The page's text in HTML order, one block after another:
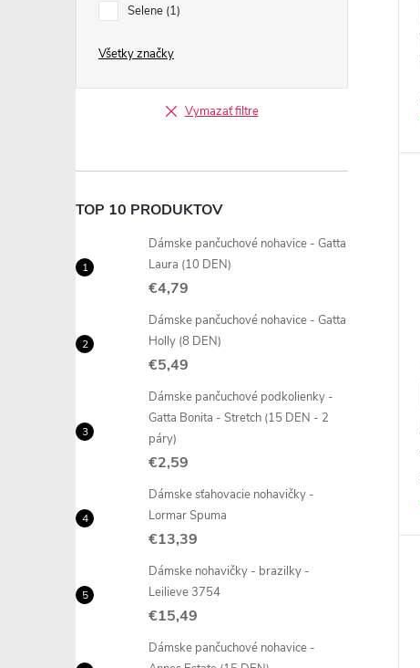
Selene 1
Všetky značky
Vymazať filtre
TOP 10 PRODUKTOV
Dámske pančuchové nohavice - Gatta
Laura (10 DEN)
€4,79
Dámske pančuchové nohavice - Gatta
Holly (8 DEN)
€5,49
Dámske pančuchové podkolienky -
Gatta Bonita - Stretch (15 DEN - 2
páry)
€2,59
Dámske sťahovacie nohavičky -
Lormar Spuma
€13,39
Dámske nohavičky - brazilky -
Leilieve 3754
€15,49
Dámske pančuchové nohavice -